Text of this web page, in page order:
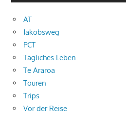
AT
Jakobsweg
PCT
Tägliches Leben
Te Araroa
Touren
Trips
Vor der Reise